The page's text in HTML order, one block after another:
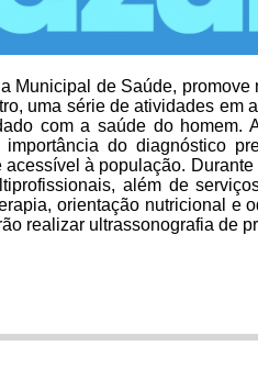
Municipal de Saúde, promove
uma série de atividades em
com a saúde do homem.
do diagnóstico
à população.
além de
orientação nutricional e
realizar ultrassonografia de